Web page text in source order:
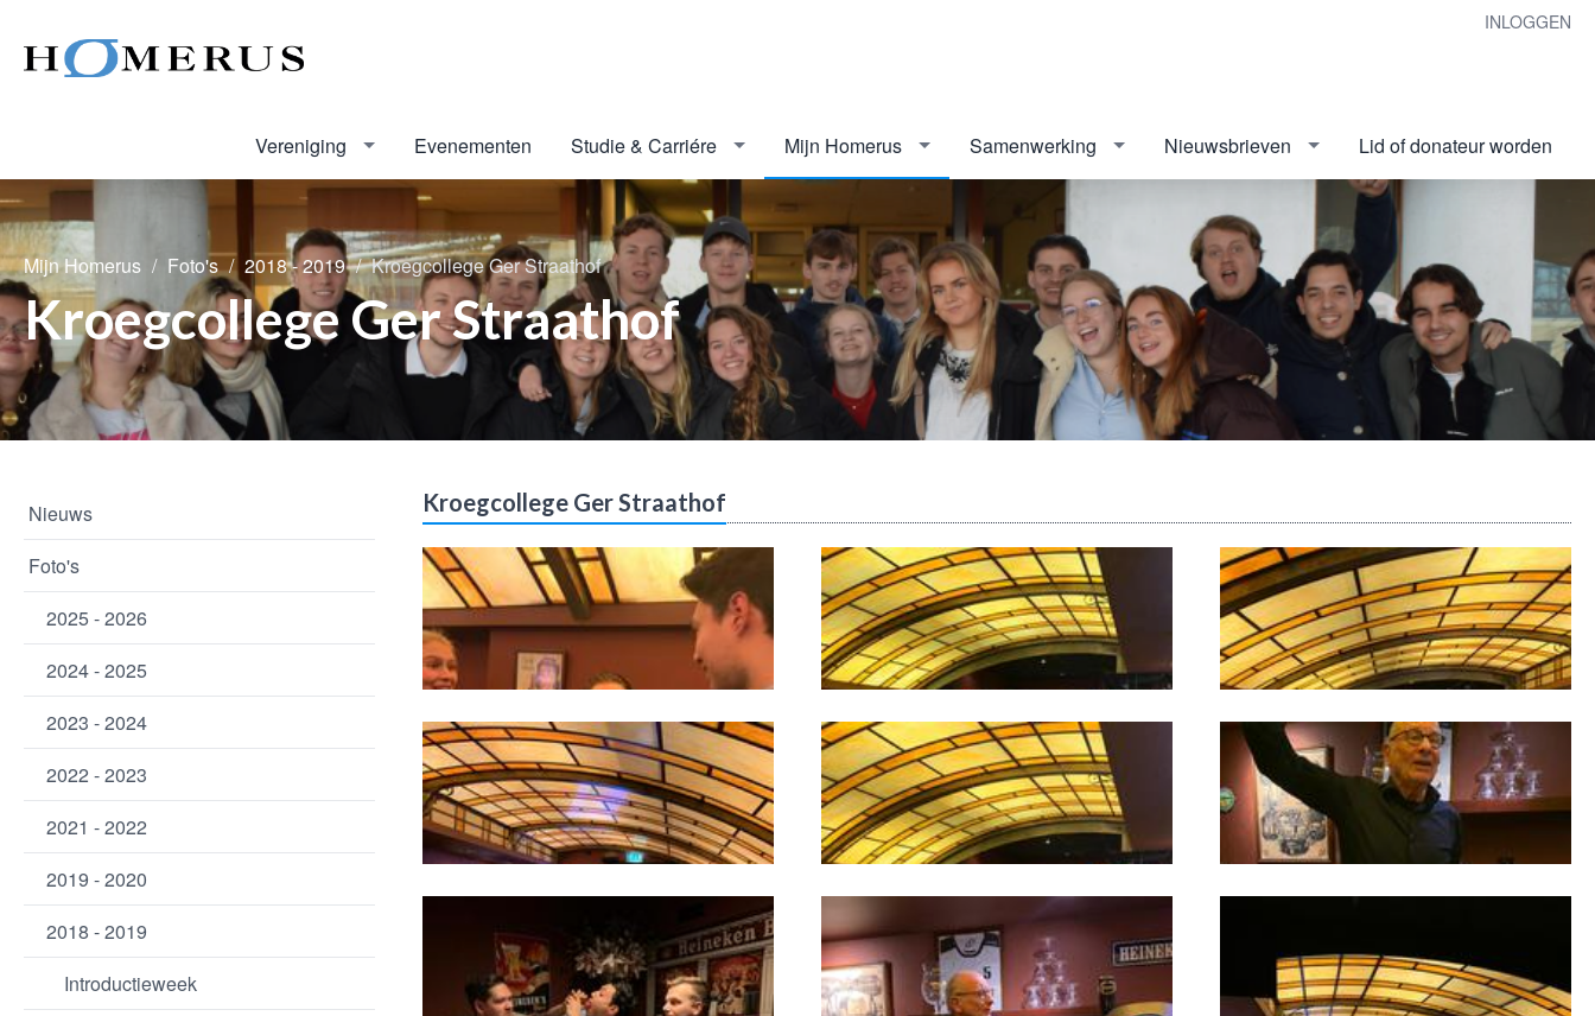
INLOGGEN
Vereniging Evenementen Studie & Carriére Mijn Homerus Samenwerking Nieuwsbrieven Lid of donateur worden
Mijn Homerus Foto's 2018 - 2019 Kroegcollege Ger Straathof
Kroegcollege Ger Straathof
Nieuws
Foto's
2025 - 2026
2024 - 2025
2023 - 2024
2022 - 2023
2021 - 2022
2019 - 2020
2018 - 2019
Introductieweek
Kroegcollege Ger Straathof